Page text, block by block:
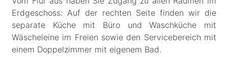
Erdgeschoss: Auf der rechten Seite finden wir die
separate Küche mit Büro und Waschküche mit
Wäscheleine im Freien sowie den Servicebereich mit
einem Doppelzimmer mit eigenem Bad.